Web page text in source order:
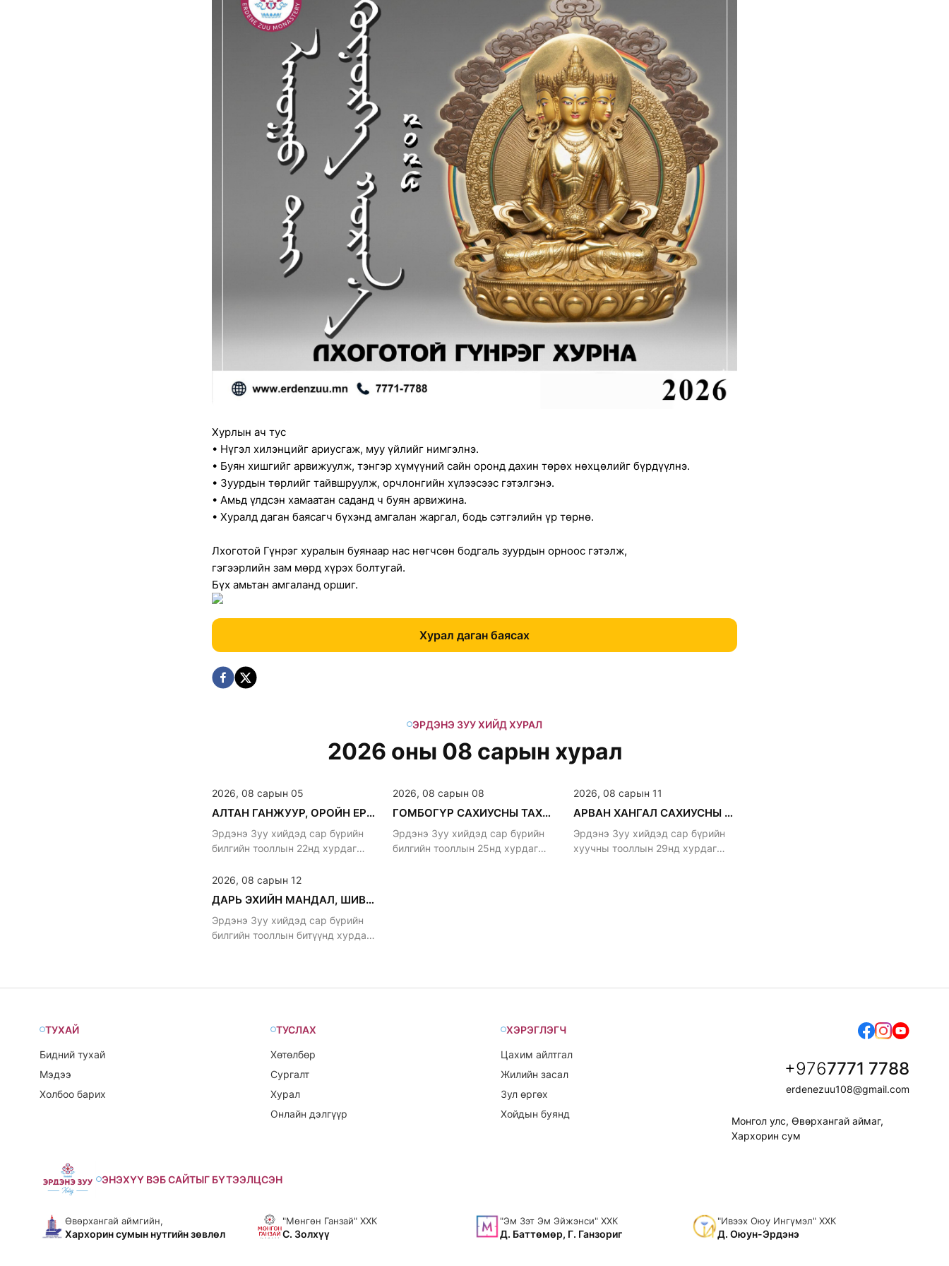
Хурлын ач тус
• Нүгэл хилэнцийг ариусгаж, муу үйлийг нимгэлнэ.
• Буян хишгийг арвижуулж, тэнгэр хүмүүний сайн оронд дахин төрөх нөхцөлийг бүрдүүлнэ.
• Зуурдын төрлийг тайвшруулж, орчлонгийн хүлээсээс гэтэлгэнэ.
• Амьд үлдсэн хамаатан саданд ч буян арвижина.
• Хуралд даган баясагч бүхэнд амгалан жаргал, бодь сэтгэлийн үр төрнө.
Лхоготой Гүнрэг хуралын буянаар нас нөгчсөн бодгаль зуурдын орноос гэтэлж,
гэгээрлийн зам мөрд хүрэх болтугай.
Бүх амьтан амгаланд оршиг.
Хурал даган баясах
ЭРДЭНЭ ЗУУ ХИЙД ХУРАЛ
2026 оны 08 сарын хурал
2026, 08 сарын 05
АЛТАН ГАНЖУУР, ОРОЙН ЕРӨӨЛ ХУРНА.
Эрдэнэ Зуу хийдэд сар бүрийн
билгийн тооллын 22нд хурдаг
2026, 08 сарын 08
ГОМБОГҮР САХИУСНЫ ТАХИЛГА
Эрдэнэ Зуу хийдэд сар бүрийн
билгийн тооллын 25нд хурдаг
2026, 08 сарын 11
АРВАН ХАНГАЛ САХИУСНЫ ХУРАЛ
Эрдэнэ Зуу хийдэд сар бүрийн
хуучны тооллын 29нд хурдаг
2026, 08 сарын 12
ДАРЬ ЭХИЙН МАНДАЛ, ШИВА ХУРНА
Эрдэнэ Зуу хийдэд сар бүрийн
билгийн тооллын битүүнд хурдаг
ТУХАЙ
Бидний тухай
Мэдээ
Холбоо барих
ТУСЛАХ
Хөтөлбөр
Сургалт
Хурал
Онлайн дэлгүүр
ХЭРЭГЛЭГЧ
Цахим айлтгал
Жилийн засал
Зул өргөх
Хойдын буянд
+9767771 7788
erdenezuu108@gmail.com
Монгол улс, Өвөрхангай аймаг,
Хархорин сум
ЭНЭХҮҮ ВЭБ САЙТЫГ БҮТЭЭЛЦСЭН
Өвөрхангай аймгийн,
Хархорин сумын нутгийн зөвлөл
"Мөнгөн Ганзай" ХХК
С. Золхүү
"Эм Зэт Эм Эйжэнси" ХХК
Д. Баттөмөр, Г. Ганзориг
"Ивээх Оюу Ингүмэл" ХХК
Д. Оюун-Эрдэнэ